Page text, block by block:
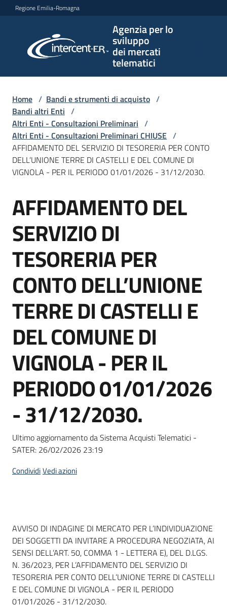
Vai al contenuto
Vai alla navigazione
Vai al footer
Regione Emilia-Romagna
Agenzia per lo
sviluppo
dei mercati
telematici
per lo
sviluppo
telematici
L'Agenzia
e
strumenti
acquisto
Supporto
Piattaforme
telematiche
English
site
su
Home / Bandi e strumenti di acquisto /
Bandi altri Enti /
Altri Enti - Consultazioni Preliminari /
Altri Enti - Consultazioni Preliminari CHIUSE /
AFFIDAMENTO DEL SERVIZIO DI TESORERIA PER CONTO
DELL’UNIONE TERRE DI CASTELLI E DEL COMUNE DI
VIGNOLA - PER IL PERIODO 01/01/2026 - 31/12/2030.
Salta al contenuto
AFFIDAMENTO DEL
SERVIZIO DI
TESORERIA PER
CONTO DELL’UNIONE
TERRE DI CASTELLI E
DEL COMUNE DI
VIGNOLA - PER IL
PERIODO 01/01/2026
- 31/12/2030.
Ultimo aggiornamento da Sistema Acquisti Telematici -
SATER: 26/02/2026 23:19
CondividiVedi azioni
Dati del bando
AVVISO DI INDAGINE DI MERCATO PER L’INDIVIDUAZIONE
DEI SOGGETTI DA INVITARE A PROCEDURA NEGOZIATA, AI
SENSI DELL’ART. 50, COMMA 1 - LETTERA E), DEL D.LGS.
N. 36/2023, PER L’AFFIDAMENTO DEL SERVIZIO DI
TESORERIA PER CONTO DELL’UNIONE TERRE DI CASTELLI
E DEL COMUNE DI VIGNOLA - PER IL PERIODO
01/01/2026 - 31/12/2030.